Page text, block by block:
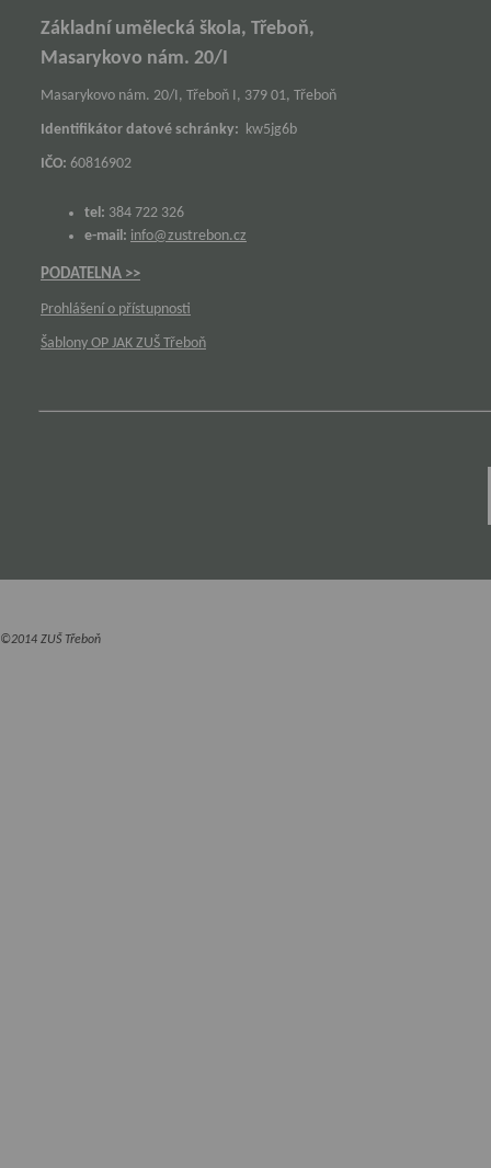
Základní umělecká škola, Třeboň,
Masarykovo nám. 20/I
Masarykovo nám. 20/I, Třeboň I, 379 01, Třeboň
Identifikátor datové schránky: kw5jg6b
IČO: 60816902
tel: 384 722 326
e-mail: info@zustrebon.cz
PODATELNA >>
Prohlášení o přístupnosti
Šablony OP JAK ZUŠ Třeboň
©2014 ZUŠ Třeboň